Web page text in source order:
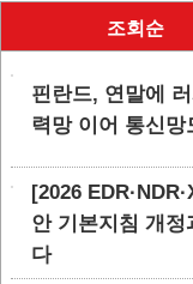
조회순
핀란드, 연말에
력망 이어 통신망
[2026
안 기본지침 개
다